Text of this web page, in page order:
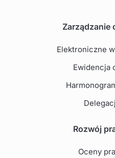
Zarządzanie
Elektroniczne
Ewidencja
Rozwój
Oceny